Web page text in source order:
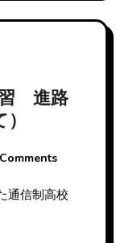
習 進路